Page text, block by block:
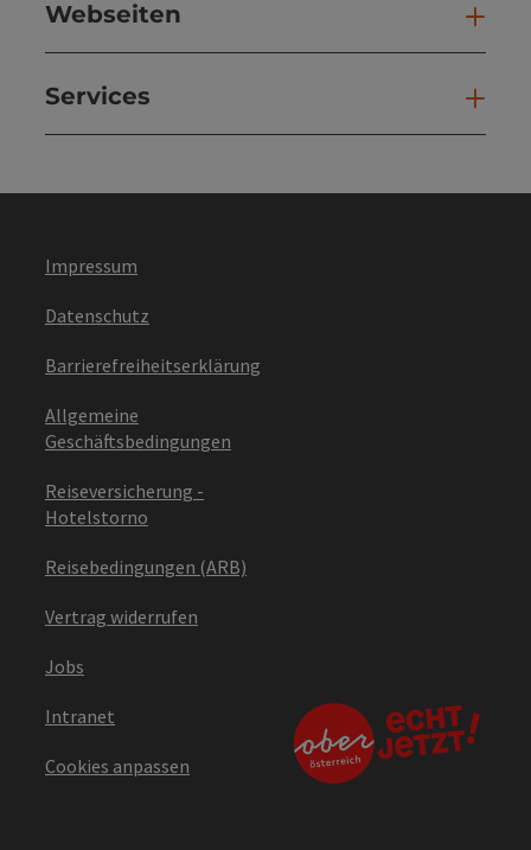
Webseiten
Services
Impressum
Datenschutz
Barrierefreiheitserklärung
Allgemeine
Geschäftsbedingungen
Reiseversicherung -
Hotelstorno
Reisebedingungen (ARB)
Vertrag widerrufen
Jobs
Intranet
Cookies anpassen